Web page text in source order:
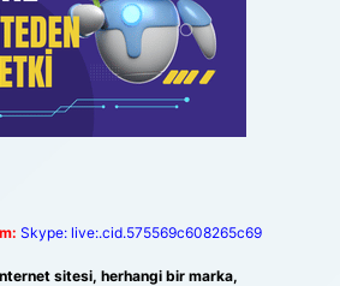
Skype: live:.cid.575569c608265c69
sitesi, herhangi bir marka,